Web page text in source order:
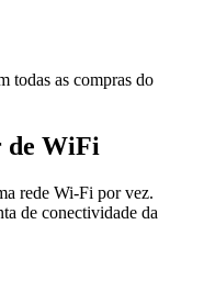
todas as compras do
de WiFi
rede Wi-Fi por vez.
de conectividade da